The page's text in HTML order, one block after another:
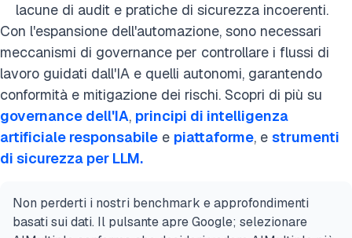
lacune di audit e pratiche di sicurezza incoerenti.
Con l'espansione dell'automazione, sono necessari
meccanismi di governance per controllare i flussi di
lavoro guidati dall'IA e quelli autonomi, garantendo
conformità e mitigazione dei rischi. Scopri di più su
governance dell'IA, principi di intelligenza
artificiale responsabile e piattaforme, e strumenti
di sicurezza per LLM.
Non perderti i nostri benchmark e approfondimenti
basati sui dati. Il pulsante apre Google; selezionare